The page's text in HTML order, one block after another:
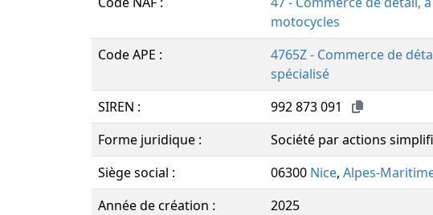
motocycles
Code APE :
4765Z - Commerce de
spécialisé
SIREN :
992 873 091
Forme juridique :
Société par actions
Siège social :
06300 Nice, Alpes-
Année de création :
2025